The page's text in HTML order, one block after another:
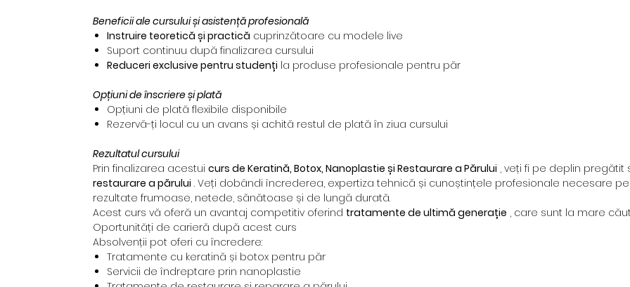
Beneficii ale cursului și asistență profesională
Instruire teoretică și practică cuprinzătoare cu modele live
Suport continuu după finalizarea cursului
Reduceri exclusive pentru studenți la produse profesionale pentru păr
Opțiuni de înscriere și plată
Opțiuni de plată flexibile disponibile
Rezervă-ți locul cu un avans și achită restul de plată în ziua cursului
Rezultatul cursului
Prin finalizarea acestui curs de Keratină, Botox, Nanoplastie și Restaurare a Părului , veți fi pe deplin pregătit
restaurare a părului . Veți dobândi încrederea, expertiza tehnică și cunoștințele profesionale necesare
rezultate frumoase, netede, sănătoase și de lungă durată.
Acest curs vă oferă un avantaj competitiv oferind tratamente de ultimă generație , care sunt la mare
Oportunități de carieră după acest curs
Absolvenții pot oferi cu încredere:
Tratamente cu keratină și botox pentru păr
Servicii de îndreptare prin nanoplastie